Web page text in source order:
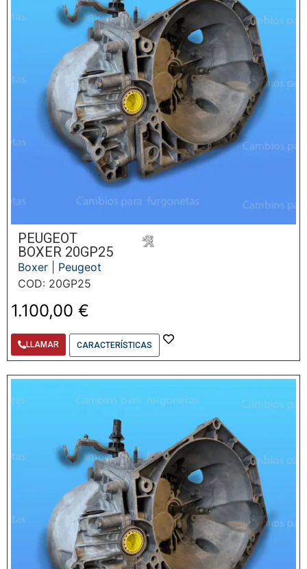
PEUGEOT
BOXER 20GP25
Boxer
Peugeot
COD: 20GP25
1.100,00 €
LLAMAR CARACTERÍSTICAS